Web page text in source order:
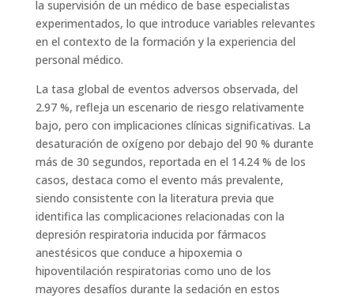
la supervisión de un médico de base especialistas
experimentados, lo que introduce variables relevantes
en el contexto de la formación y la experiencia del
personal médico.
La tasa global de eventos adversos observada, del
2.97 %, refleja un escenario de riesgo relativamente
bajo, pero con implicaciones clínicas significativas. La
desaturación de oxígeno por debajo del 90 % durante
más de 30 segundos, reportada en el 14.24 % de los
casos, destaca como el evento más prevalente,
siendo consistente con la literatura previa que
identifica las complicaciones relacionadas con la
depresión respiratoria inducida por fármacos
anestésicos que conduce a hipoxemia o
hipoventilación respiratorias como uno de los
mayores desafíos durante la sedación en estos